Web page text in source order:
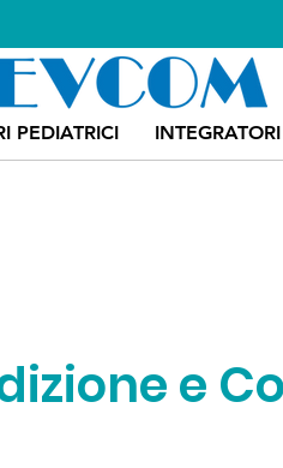
e
PEDIATRICI INTEGRATORI